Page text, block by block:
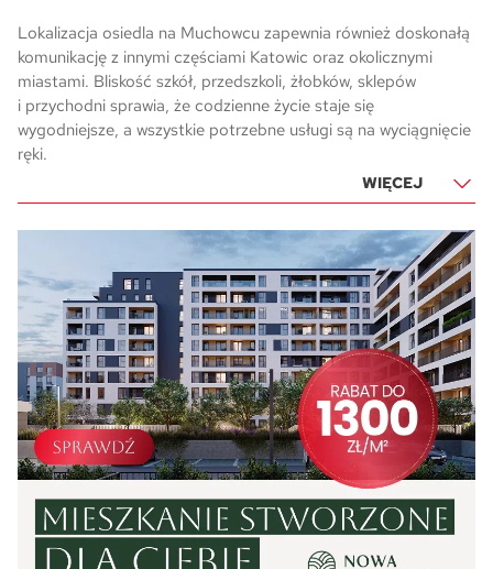
Lokalizacja osiedla na Muchowcu zapewnia również doskonałą
komunikację z innymi częściami Katowic oraz okolicznymi
miastami. Bliskość szkół, przedszkoli, żłobków, sklepów
i przychodni sprawia, że codzienne życie staje się
wygodniejsze, a wszystkie potrzebne usługi są na wyciągnięcie
ręki.
WIĘCEJ